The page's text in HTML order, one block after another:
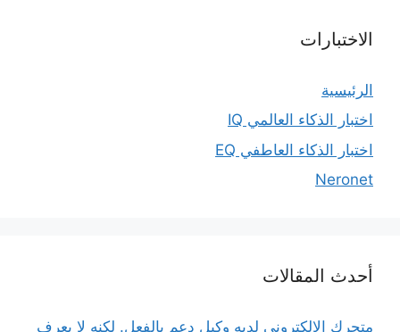
الاختبارات
الرئيسية
اختبار الذكاء العالمي IQ
اختبار الذكاء العاطفي EQ
Neronet
أحدث المقالات
متجرك الإلكتروني لديه وكيل دعم بالفعل. لكنه لا يعرف